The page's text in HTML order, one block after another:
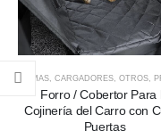
CAMAS, CARGADORES, OTROS,
Forro / Cobertor Para
Cojinería del Carro con
Puertas